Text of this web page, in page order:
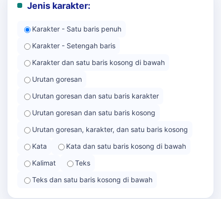
Jenis karakter:
Karakter - Satu baris penuh
Karakter - Setengah baris
Karakter dan satu baris kosong di bawah
Urutan goresan
Urutan goresan dan satu baris karakter
Urutan goresan dan satu baris kosong
Urutan goresan, karakter, dan satu baris kosong
Kata
Kata dan satu baris kosong di bawah
Kalimat
Teks
Teks dan satu baris kosong di bawah